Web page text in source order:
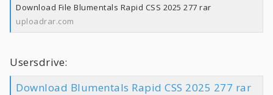
Download File Blumentals Rapid CSS 2025 277 rar
uploadrar.com
Usersdrive:
Download Blumentals Rapid CSS 2025 277 rar